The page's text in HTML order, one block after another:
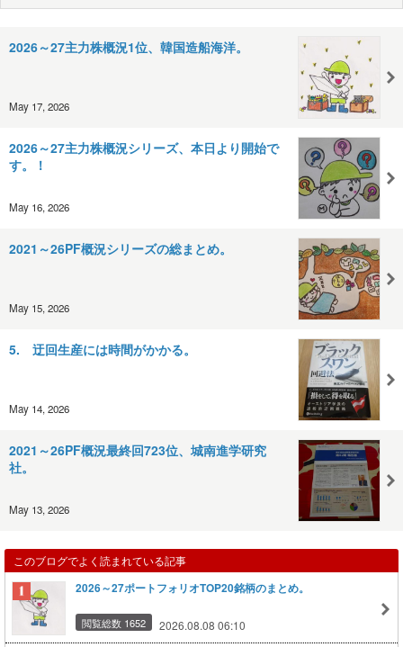
2026～27主力株概況1位、韓国造船海洋。
May 17, 2026
2026～27主力株概況シリーズ、本日より開始で
す。！
May 16, 2026
2021～26PF概況シリーズの総まとめ。
May 15, 2026
5. 迂回生産には時間がかかる。
May 14, 2026
2021～26PF概況最終回723位、城南進学研究
社。
May 13, 2026
このブログでよく読まれている記事
2026～27ポートフォリオTOP20銘柄のまとめ。
閲覧総数 1652 2026.08.08 06:10